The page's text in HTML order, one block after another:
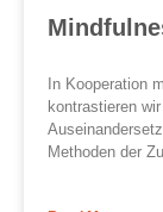
In Kooperation
kontrastieren
Methoden der